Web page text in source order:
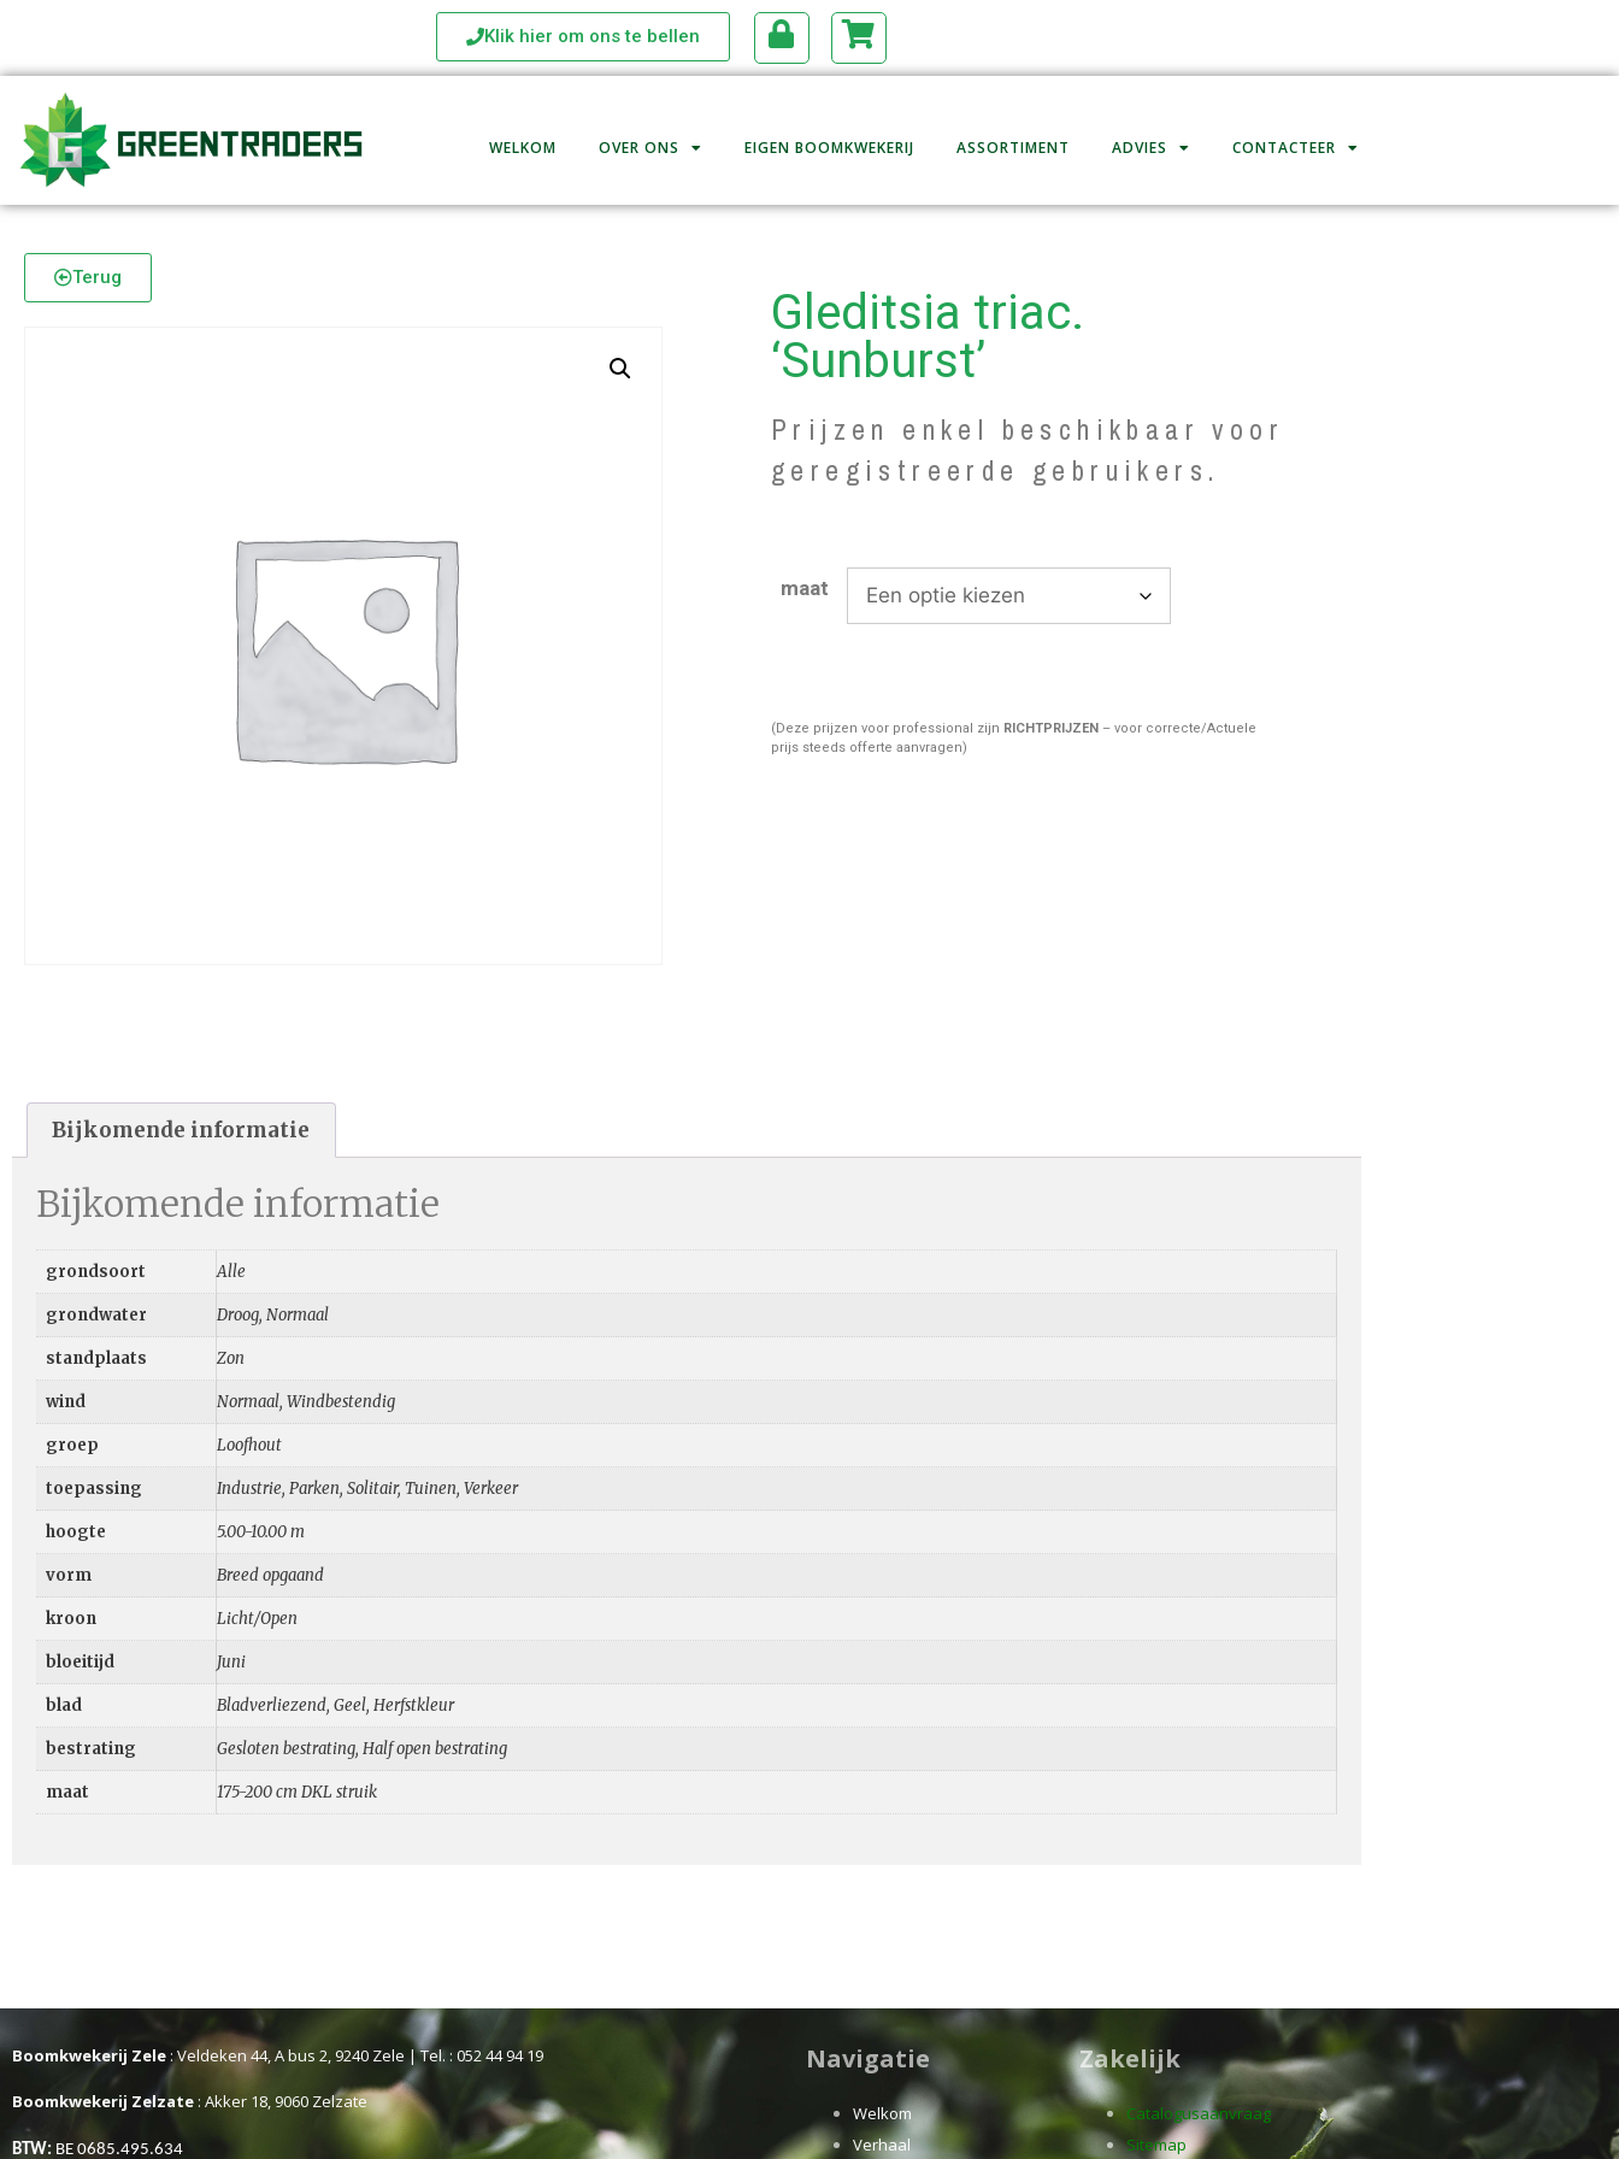
Klik hier om ons te bellen
WELKOM OVER ONS EIGEN BOOMKWEKERIJ ASSORTIMENT ADVIES CONTACTEER
Terug
Gleditsia triac.
‘Sunburst’
Prijzen enkel beschikbaar voor
geregistreerde gebruikers.
maat
(Deze prijzen voor professional zijn RICHTPRIJZEN – voor correcte/Actuele
prijs steeds offerte aanvragen)
Bijkomende informatie
Bijkomende informatie
grondsoort Alle
grondwater Droog, Normaal
standplaats Zon
wind Normaal, Windbestendig
groep Loofhout
toepassing Industrie, Parken, Solitair, Tuinen, Verkeer
hoogte 5.00-10.00 m
vorm Breed opgaand
kroon Licht/Open
bloeitijd Juni
blad Bladverliezend, Geel, Herfstkleur
bestrating Gesloten bestrating, Half open bestrating
maat 175-200 cm DKL struik
Boomkwekerij Zele : Veldeken 44, A bus 2, 9240 Zele | Tel. : 052 44 94 19
Boomkwekerij Zelzate : Akker 18, 9060 Zelzate
BTW: BE 0685.495.634
Navigatie
Welkom
Verhaal
Zakelijk
Catalogusaanvraag
Sitemap